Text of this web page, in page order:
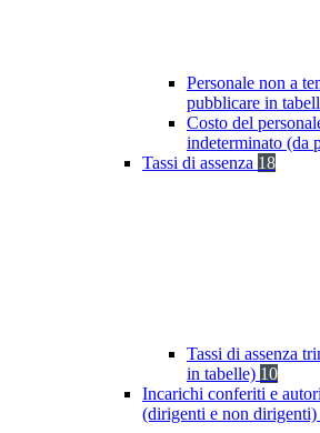
Personale non a
pubblicare in
Costo del
indeterminato (da
Tassi di assenza 18
Tassi di assenza
in tabelle) 10
Incarichi conferiti e
(dirigenti e non dirigenti)